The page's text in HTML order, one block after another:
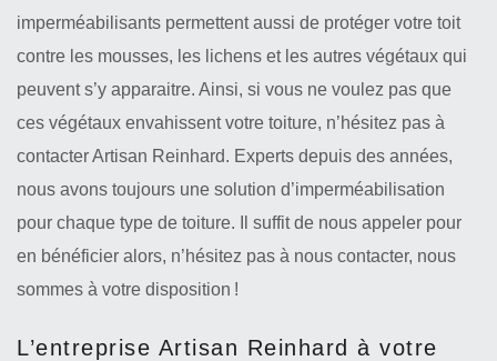
imperméabilisants permettent aussi de protéger votre toit
contre les mousses, les lichens et les autres végétaux qui
peuvent s’y apparaitre. Ainsi, si vous ne voulez pas que
ces végétaux envahissent votre toiture, n’hésitez pas à
contacter Artisan Reinhard. Experts depuis des années,
nous avons toujours une solution d’imperméabilisation
pour chaque type de toiture. Il suffit de nous appeler pour
en bénéficier alors, n’hésitez pas à nous contacter, nous
sommes à votre disposition !
L’entreprise Artisan Reinhard à votre